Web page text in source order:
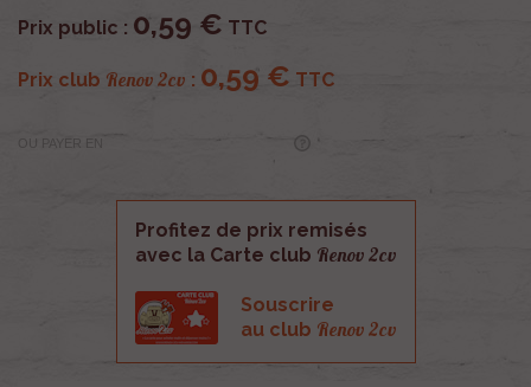
Prix public : 0,59 € TTC
Prix club Renov 2cv : 0,59 € TTC
Profitez de prix remisés
avec la Carte club Renov 2cv
Souscrire
au club Renov 2cv